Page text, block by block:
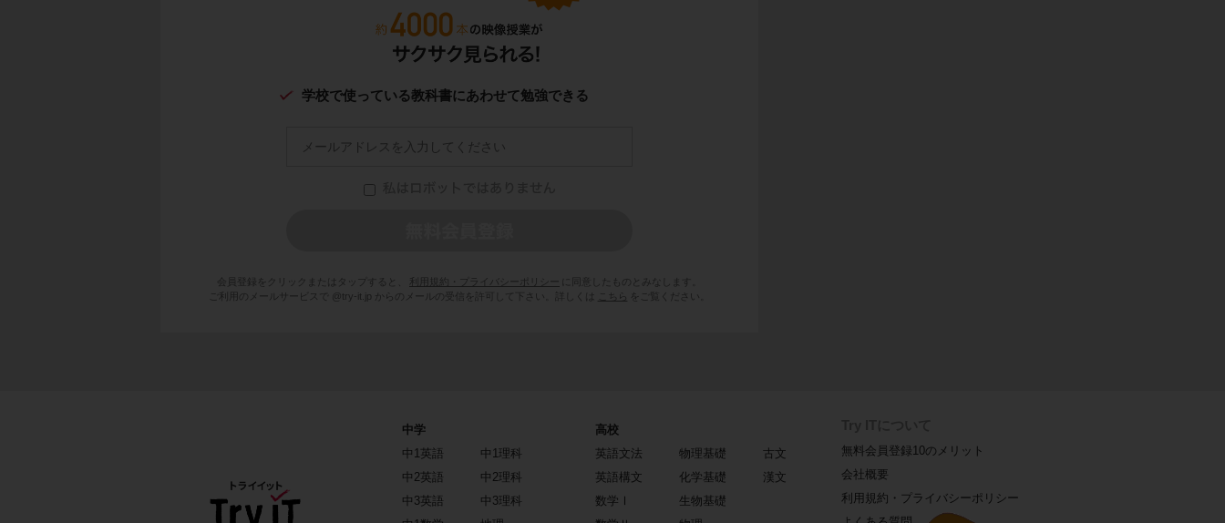
学校で使っている教科書にあわせて勉強できる
会員登録をクリックまたはタップすると、 利用規約・プライバシーポリシー
に同意したものとみなします。
ご利用のメールサービスで @try-it.jp からのメールの受信を許可して下さい。詳しくは
こちら をご覧ください。
中学
中1英語
中2英語
中3英語
中1理科
中2理科
中3理科
高校
英語文法
英語構文
数学Ⅰ
物理基礎
化学基礎
生物基礎
古文
漢文
無料会員登録10のメリット
会社概要
利用規約・プライバシーポリシー